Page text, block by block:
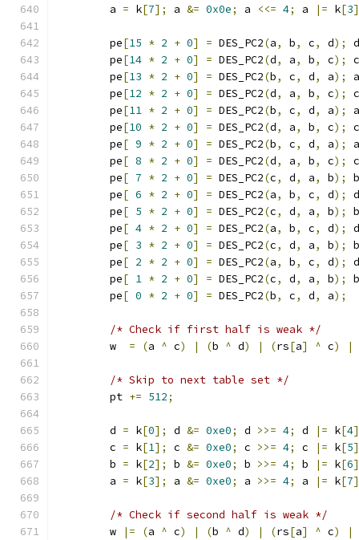
	a
= k[7]; a &= 0x0e; a <<= 4; a |= k[3]
	pe
[15 * 2 + 0] = DES_PC2(a, b, c, d);
	pe
[14 * 2 + 0] = DES_PC2(d, a, b, c);
	pe
[13 * 2 + 0] = DES_PC2(b, c, d, a);
	pe
[12 * 2 + 0] = DES_PC2(d, a, b, c);
	pe
[11 * 2 + 0] = DES_PC2(b, c, d, a);
	pe
[10 * 2 + 0] = DES_PC2(d, a, b, c);
	pe
[ 9 * 2 + 0] = DES_PC2(b, c, d, a);
	pe
[ 8 * 2 + 0] = DES_PC2(d, a, b, c);
	pe
[ 7 * 2 + 0] = DES_PC2(c, d, a, b);
	pe
[ 6 * 2 + 0] = DES_PC2(a, b, c, d);
	pe
[ 5 * 2 + 0] = DES_PC2(c, d, a, b);
	pe
[ 4 * 2 + 0] = DES_PC2(a, b, c, d);
	pe
[ 3 * 2 + 0] = DES_PC2(c, d, a, b);
	pe
[ 2 * 2 + 0] = DES_PC2(a, b, c, d);
	pe
[ 1 * 2 + 0] = DES_PC2(c, d, a, b);
	pe
[ 0 * 2 + 0] = DES_PC2(b, c, d, a);
/* Check if first half is weak */
	w
= (a ^ c) | (b ^ d) | (rs[a] ^ c) |
/* Skip to next table set */
	pt
+= 512;
	d
= k[0]; d &= 0xe0; d >>= 4; d |= k[4]
	c
= k[1]; c &= 0xe0; c >>= 4; c |= k[5]
	b
= k[2]; b &= 0xe0; b >>= 4; b |= k[6]
	a
= k[3]; a &= 0xe0; a >>= 4; a |= k[7]
/* Check if second half is weak */
	w
|= (a ^ c) | (b ^ d) | (rs[a] ^ c) |